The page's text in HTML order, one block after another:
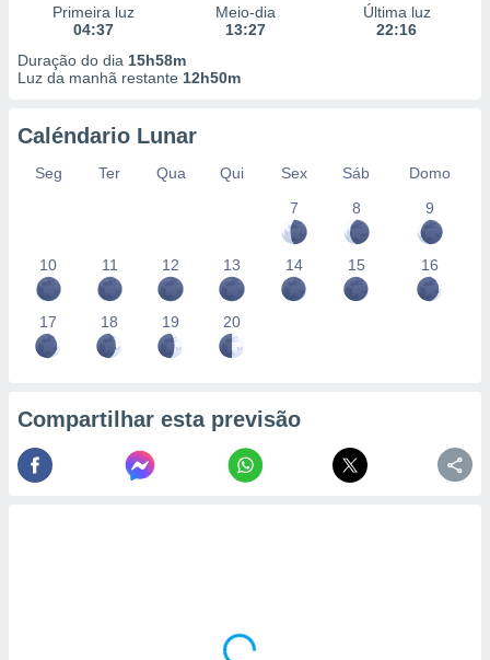
Primeira luz
04:37
Meio-dia
13:27
Última luz
22:16
Duração do dia 15h58m
Luz da manhã restante 12h50m
Caléndario Lunar
Seg Ter Qua Qui Sex Sáb
Domo
7
8 9
10 11 12 13 14 15 16
17 18 19 20
Compartilhar esta previsão